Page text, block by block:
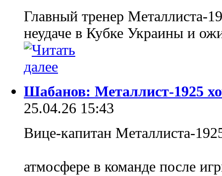
Главный тренер Металлиста-
неудаче в Кубке Украины и
Шабанов: Металлист-1925
25.04.26 15:43
Вице-капитан Металлиста-
атмосфере в команде после